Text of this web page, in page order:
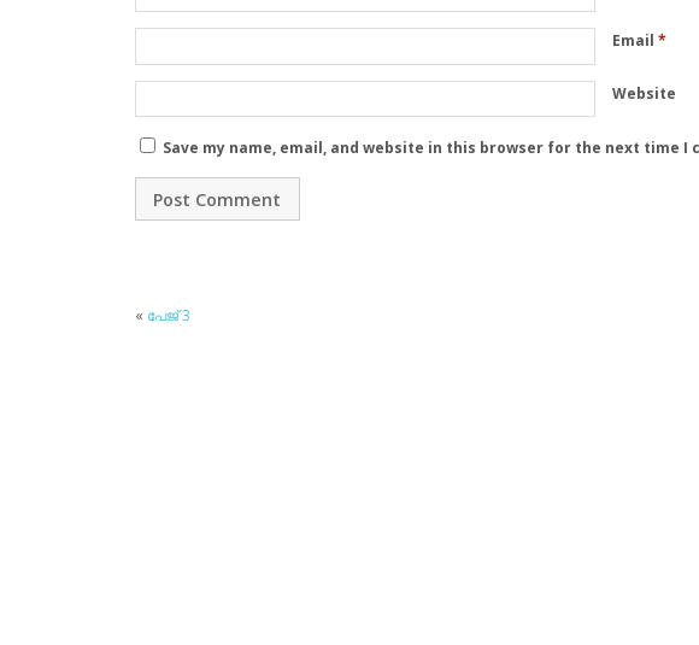
Email *
Website
Save my name, email, and website in this browser for the next time I
« പേജ് 3